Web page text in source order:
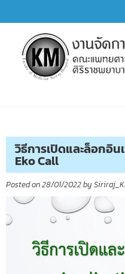
to
content
วิธีการเปิดและล็อกอิ
Eko Call
Posted on28/01/2022by